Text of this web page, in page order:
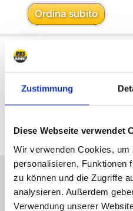
Zustimmung
Diese Webseite verwendet
Wir verwenden Cookies, um
personalisieren, Funktionen
zu können und die Zugriffe
analysieren. Außerdem
Verwendung unserer
Ordina subito
Ci scusiamo
online,